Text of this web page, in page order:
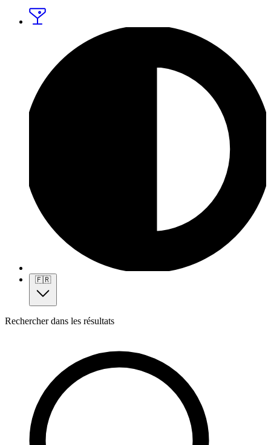
🇫🇷
Rechercher dans les résultats